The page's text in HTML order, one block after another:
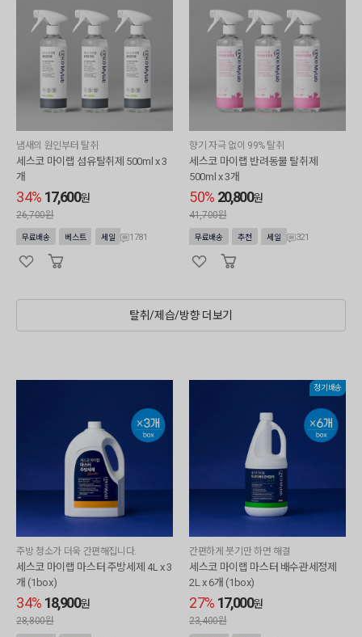
냄새의 원인부터 탈취
세스코 마이랩 섬유탈취제 500ml x 3
개
34% 17,600원
26,700원
무료배송 베스트 세일 1781
향기 자극 없이 99% 탈취
세스코 마이랩 반려동물 탈취제
500ml x 3개
50% 20,800원
41,700원
무료배송 추천 세일 321
탈취/제습/방향 더보기
주방 청소가 더욱 간편해집니다.
세스코 마이랩 마스터 주방세제 4L x 3
개 (1box)
34% 18,900원
28,800원
정기배송
간편하게 붓기만 하면 해결
세스코 마이랩 마스터 배수관세정제
2L x 6개 (1box)
27% 17,000원
23,400원